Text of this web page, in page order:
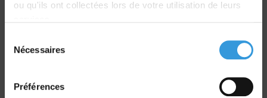
ou qu'ils ont collectées lors de votre utilisation de leurs
Nécessaires
Préférences